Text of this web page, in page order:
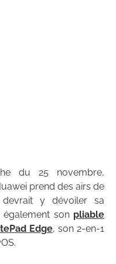
du 25 novembre,
prend des airs de
devrait y dévoiler sa
également son pliable
Edge, son 2-en-1